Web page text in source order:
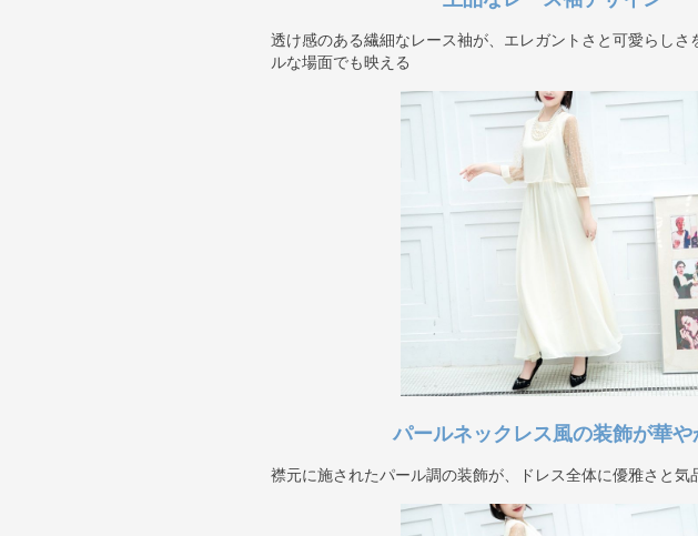
透け感のある繊細なレース袖が、エレガントさと可愛らしさ
ルな場面でも映える
パールネックレス風の装飾が華や
襟元に施されたパール調の装飾が、ドレス全体に優雅さと気